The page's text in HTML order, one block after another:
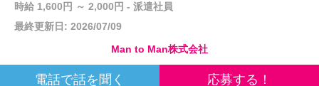
時給 1,600円 ～ 2,000円 - 派遣社員
最終更新日: 2026/07/09
Man to Man株式会社
電話で話を聞く 応募する！